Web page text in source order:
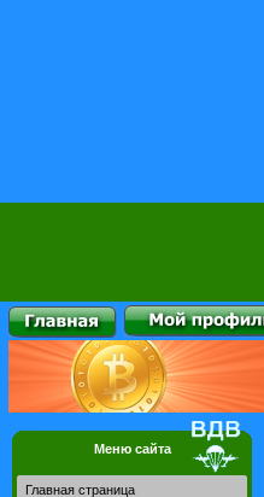
Меню сайта
Главная страница